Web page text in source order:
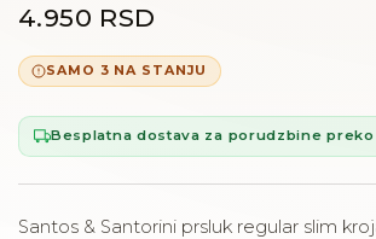
4.950 RSD
SAMO 3 NA STANJU
Besplatna dostava za porudzbine preko
Santos & Santorini prsluk regular slim